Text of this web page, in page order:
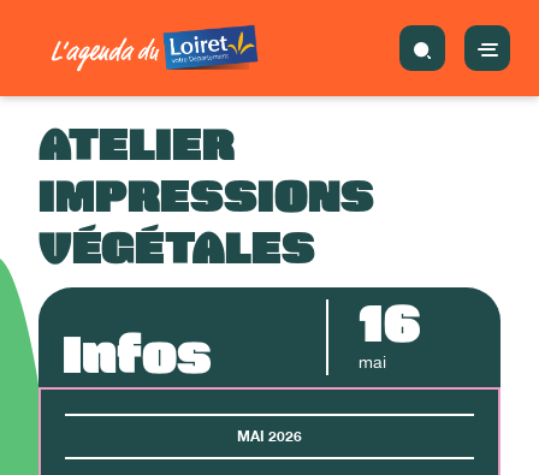
ATELIER
IMPRESSIONS
VÉGÉTALES
Infos 16
mai
MAI 2026